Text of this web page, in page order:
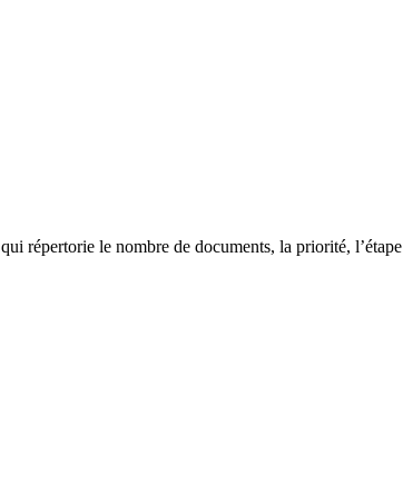
répertorie le nombre de documents, la priorité,